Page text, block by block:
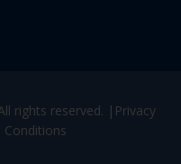
rights reserved. | Privacy
Conditions